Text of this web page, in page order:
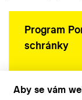
Program
schránky
Aby se vám